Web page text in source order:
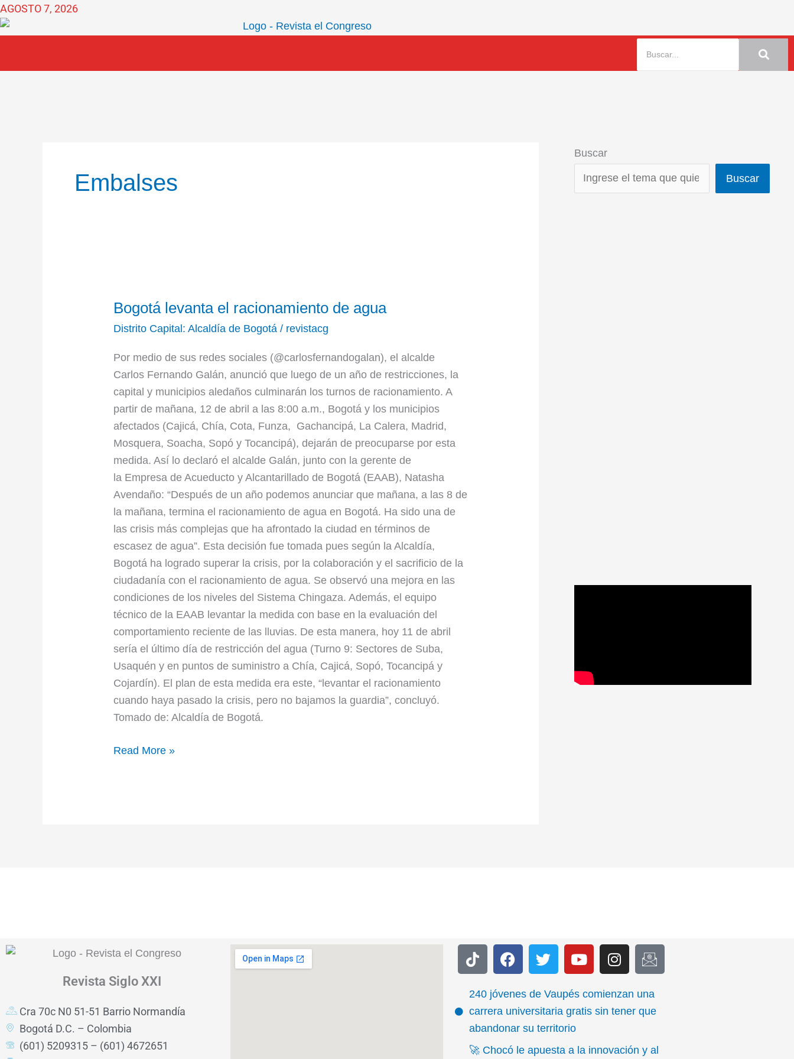
Ir
al
AGOSTO 7, 2026
Embalses
Bogotá levanta el racionamiento de agua
Distrito Capital: Alcaldía de Bogotá / revistacg
Por medio de sus redes sociales (@carlosfernandogalan), el alcalde
Carlos Fernando Galán, anunció que luego de un año de restricciones, la
capital y municipios aledaños culminarán los turnos de racionamiento. A
partir de mañana, 12 de abril a las 8:00 a.m., Bogotá y los municipios
afectados (Cajicá, Chía, Cota, Funza, Gachancipá, La Calera, Madrid,
Mosquera, Soacha, Sopó y Tocancipá), dejarán de preocuparse por esta
medida. Así lo declaró el alcalde Galán, junto con la gerente de
la Empresa de Acueducto y Alcantarillado de Bogotá (EAAB), Natasha
Avendaño: “Después de un año podemos anunciar que mañana, a las 8 de
la mañana, termina el racionamiento de agua en Bogotá. Ha sido una de
las crisis más complejas que ha afrontado la ciudad en términos de
escasez de agua”. Esta decisión fue tomada pues según la Alcaldía,
Bogotá ha logrado superar la crisis, por la colaboración y el sacrificio de la
ciudadanía con el racionamiento de agua. Se observó una mejora en las
condiciones de los niveles del Sistema Chingaza. Además, el equipo
técnico de la EAAB levantar la medida con base en la evaluación del
comportamiento reciente de las lluvias. De esta manera, hoy 11 de abril
sería el último día de restricción del agua (Turno 9: Sectores de Suba,
Usaquén y en puntos de suministro a Chía, Cajicá, Sopó, Tocancipá y
Cojardín). El plan de esta medida era este, “levantar el racionamiento
cuando haya pasado la crisis, pero no bajamos la guardia”, concluyó.
Tomado de: Alcaldía de Bogotá.
levanta
el
de
agua
Read More »
Buscar
Buscar
Revista Siglo XXI
Cra 70c N0 51-51 Barrio Normandía
Bogotá D.C. – Colombia
(601) 5209315 – (601) 4672651
T
i
t
o
k
F
a
e
b
o
k
T
w
t
t
e
Y
o
t
u
I
n
t
a
a
I
c
n
-
a
240 jóvenes de Vaupés comienzan una
carrera universitaria gratis sin tener que
abandonar su territorio
🚀 Chocó le apuesta a la innovación y al